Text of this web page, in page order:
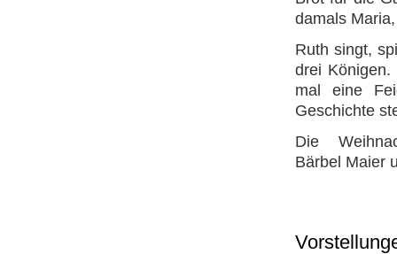
damals
Ruth singt,
drei Königen.
mal eine
Geschichte
Die
Bärbel Maier